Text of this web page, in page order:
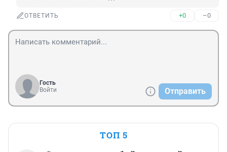
ОТВЕТИТЬ +0 –0
Гость
Войти
Отправить
ТОП 5